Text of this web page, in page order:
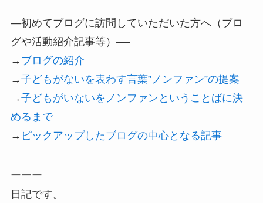
—初めてブログに訪問していただいた方へ（ブロ
グや活動紹介記事等）—-
→ ブログの紹介
→子どもがないを表わす言葉”ノンファン”の提案
→子どもがいないをノンファンということばに決
めるまで
→ ピックアップしたブログの中心となる記事
ーーー
日記です。